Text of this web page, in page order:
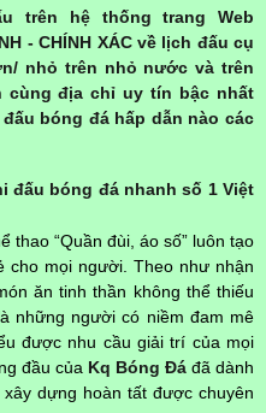
trên hệ thống trang Web
- CHÍNH XÁC về lịch đấu cụ
nhỏ trên nhỏ nước và trên
cùng địa chỉ uy tín bậc nhất
bóng đá hấp dẫn nào các
đấu bóng đá nhanh số 1 Việt
thao “Quần đùi, áo số” luôn tạo
cho mọi người. Theo như nhận
ăn tinh thần không thể thiếu
những người có niềm đam mê
được nhu cầu giải trí của mọi
đầu của Kq Bóng Đá đã dành
dựng hoàn tất được chuyên